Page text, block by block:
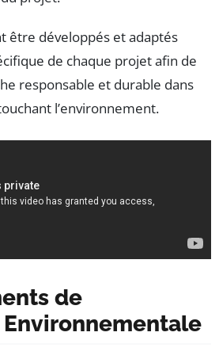
être développés et adaptés
de chaque projet afin de
responsable et durable dans
l’environnement.
de
Environnementale